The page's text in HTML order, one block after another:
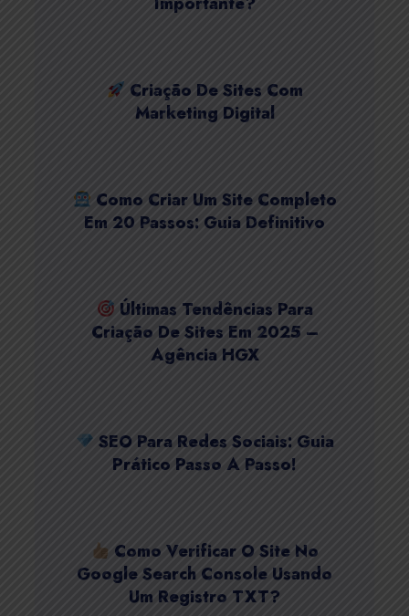
Criação De Sites Com
Marketing Digital
Como Criar Um Site Completo
Em 20 Passos: Guia Definitivo
Últimas Tendências Para
Criação De Sites Em 2025 –
Agência HGX
SEO Para Redes Sociais: Guia
Prático Passo A Passo!
Como Verificar O Site No
Google Search Console Usando
Um Registro TXT?